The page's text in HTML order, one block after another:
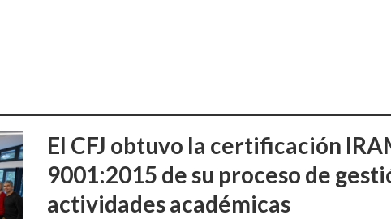
El CFJ obtuvo la certificación
9001:2015 de su proceso de
actividades académicas